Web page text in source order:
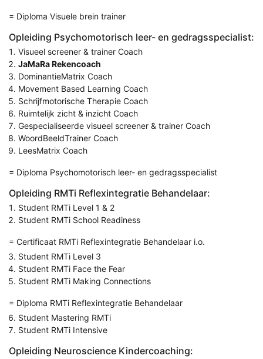
= Diploma Visuele brein trainer
Opleiding Psychomotorisch leer- en gedragsspecialist:
Visueel screener & trainer Coach
JaMaRa Rekencoach
DominantieMatrix Coach
Movement Based Learning Coach
Schrijfmotorische Therapie Coach
Ruimtelijk zicht & inzicht Coach
Gespecialiseerde visueel screener & trainer Coach
WoordBeeldTrainer Coach
LeesMatrix Coach
= Diploma Psychomotorisch leer- en gedragsspecialist
Opleiding RMTi Reflexintegratie Behandelaar:
Student RMTi Level 1 & 2
Student RMTi School Readiness
= Certificaat RMTi Reflexintegratie Behandelaar i.o.
Student RMTi Level 3
Student RMTi Face the Fear
Student RMTi Making Connections
= Diploma RMTi Reflexintegratie Behandelaar
Student Mastering RMTi
Student RMTi Intensive
Opleiding Neuroscience Kindercoaching: